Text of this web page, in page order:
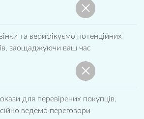
та верифікуємо потенційних
заощаджуючи ваш час
для перевірених покупців,
ведемо переговори